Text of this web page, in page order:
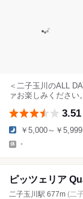
＜二子玉川のALL
ァお楽しみください。
3.51
￥5,000～￥5,999
-
ピッツェリア
二子玉川駅 677m (二